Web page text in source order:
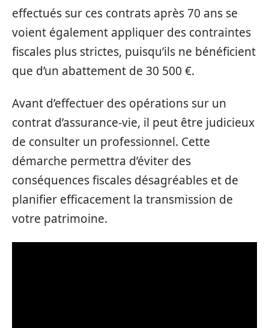
effectués sur ces contrats après 70 ans se
voient également appliquer des contraintes
fiscales plus strictes, puisqu’ils ne bénéficient
que d’un abattement de 30 500 €.
Avant d’effectuer des opérations sur un
contrat d’assurance-vie, il peut être judicieux
de consulter un professionnel. Cette
démarche permettra d’éviter des
conséquences fiscales désagréables et de
planifier efficacement la transmission de
votre patrimoine.